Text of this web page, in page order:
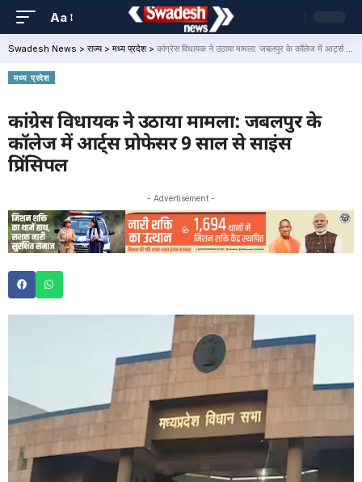
Aa
Swadesh News > राज्य> मध्य प्रदेश> कांग्रेस विधायक ने उठाया मामला: जबलपुर के कॉलेज में आर्ट्स प्रोफेसर 9 साल से साइंस प्रिंसिपल
मध्य प्रदेश
कांग्रेस विधायक ने उठाया मामला: जबलपुर के
कॉलेज में आर्ट्स प्रोफेसर 9 साल से साइंस
प्रिंसिपल
- Advertisement -